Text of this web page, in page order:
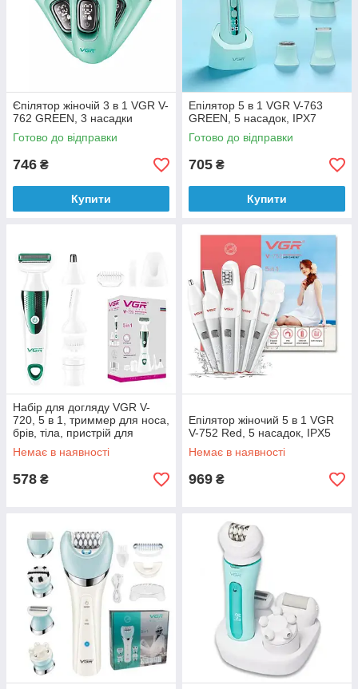
Єпілятор жіночій 3 в 1 VGR V-
762 GREEN, 3 насадки
Готово до відправки
746 ₴
Купити
Епілятор 5 в 1 VGR V-763
GREEN, 5 насадок, IPX7
Готово до відправки
705 ₴
Купити
Набір для догляду VGR V-
720, 5 в 1, триммер для носа,
брів, тіла, пристрій для
чищення обличчя, масажер
Немає в наявності
578 ₴
Епілятор жіночий 5 в 1 VGR
V-752 Red, 5 насадок, IPX5
Немає в наявності
969 ₴